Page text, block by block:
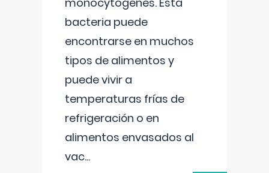
bacteria puede
encontrarse en muchos
tipos de alimentos y
puede vivir a
temperaturas frías de
refrigeración o en
alimentos envasados al
vac...